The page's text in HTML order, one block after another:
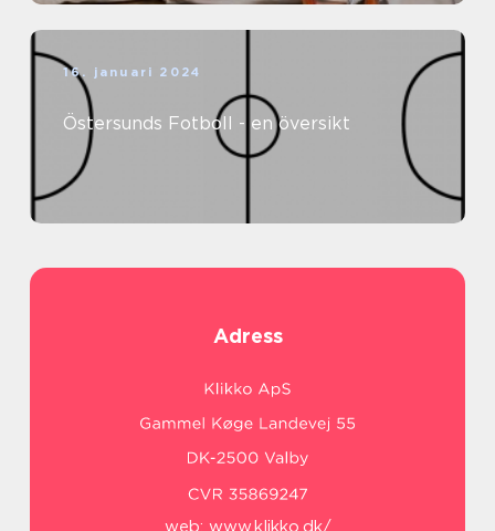
16. januari 2024
Östersunds Fotboll - en översikt
Adress
web: www.klikko.dk/